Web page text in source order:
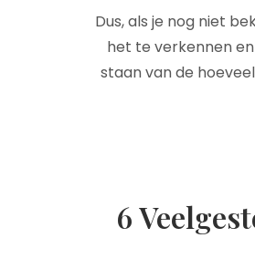
Dus, als je nog niet
het te verkennen
staan ​​van de
6